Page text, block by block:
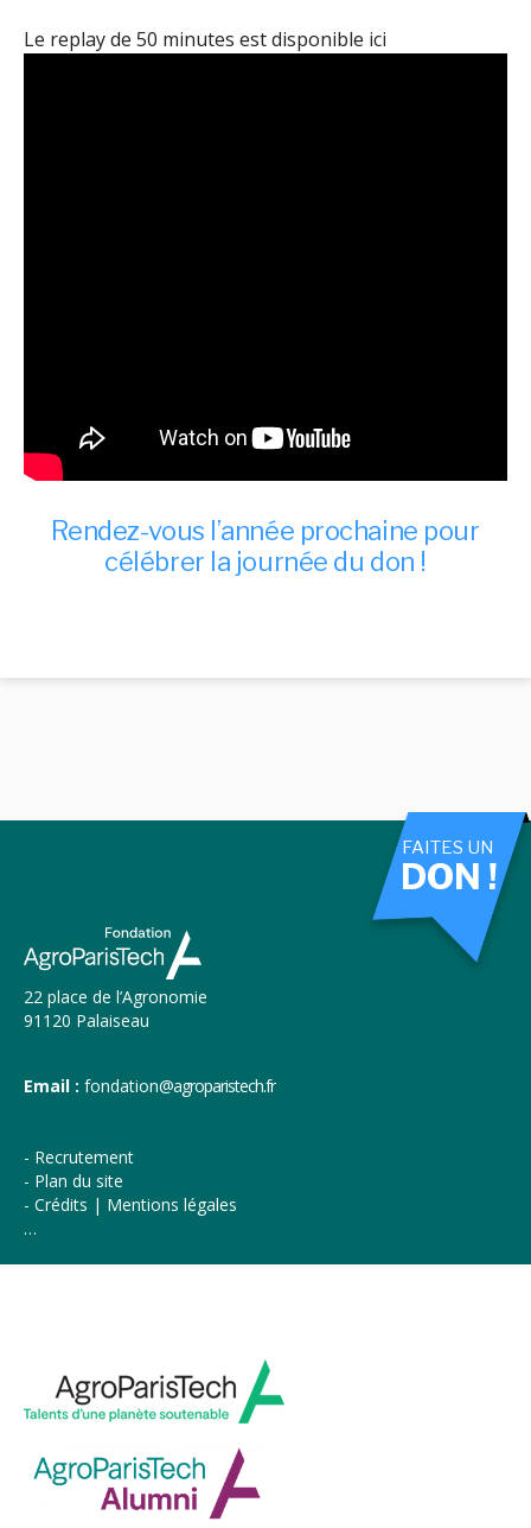
Le replay de 50 minutes est disponible ici
Rendez-vous l’année prochaine pour
célébrer la journée du don !
22 place de l’Agronomie
91120 Palaiseau
Email : fondation@agroparistech.fr
Recrutement
Plan du site
Crédits | Mentions légales
…
FAITES UN
DON !